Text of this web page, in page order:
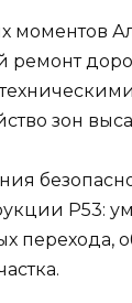
моментов
ремонт
зон
Р53:
перехода,